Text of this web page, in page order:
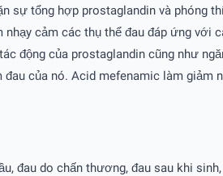
sự tổng hợp prostaglandin và phóng
cảm các thụ thể đau đáp ứng với
động của prostaglandin cũng như
của nó. Acid mefenamic làm giảm
đau do chấn thương, đau sau khi sinh,